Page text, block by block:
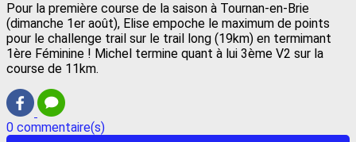
Pour la première course de la saison à Tournan-en-Brie
(dimanche 1er août), Elise empoche le maximum de points
pour le challenge trail sur le trail long (19km) en termimant
1ère Féminine ! Michel termine quant à lui 3ème V2 sur la
course de 11km.
0 commentaire(s)